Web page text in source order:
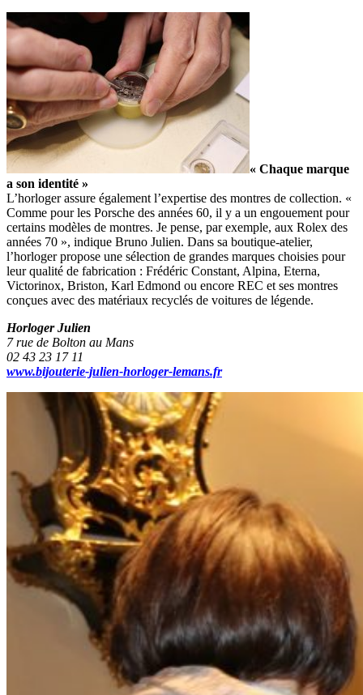
« Chaque marque
a son identité »
L’horloger assure également l’expertise des montres de collection. «
Comme pour les Porsche des années 60, il y a un engouement pour
certains modèles de montres. Je pense, par exemple, aux Rolex des
années 70 », indique Bruno Julien. Dans sa boutique-atelier,
l’horloger propose une sélection de grandes marques choisies pour
leur qualité de fabrication : Frédéric Constant, Alpina, Eterna,
Victorinox, Briston, Karl Edmond ou encore REC et ses montres
conçues avec des matériaux recyclés de voitures de légende.
Horloger Julien
7 rue de Bolton au Mans
02 43 23 17 11
www.bijouterie-julien-horloger-lemans.fr